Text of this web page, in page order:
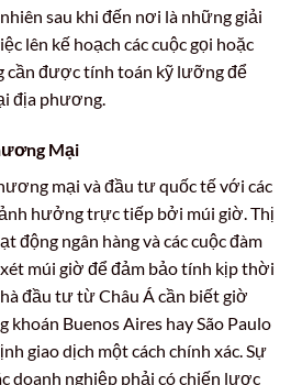
sau khi đến nơi là những giải
lên kế hoạch các cuộc gọi hoặc
cần được tính toán kỹ lưỡng để
địa phương.
Mại
mại và đầu tư quốc tế với các
hưởng trực tiếp bởi múi giờ. Thị
động ngân hàng và các cuộc đàm
múi giờ để đảm bảo tính kịp thời
đầu tư từ Châu Á cần biết giờ
Buenos Aires hay São Paulo
giao dịch một cách chính xác. Sự
doanh nghiệp phải có chiến lược